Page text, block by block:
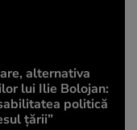
alternativa
lui Ilie Bolojan:
politică
țării”